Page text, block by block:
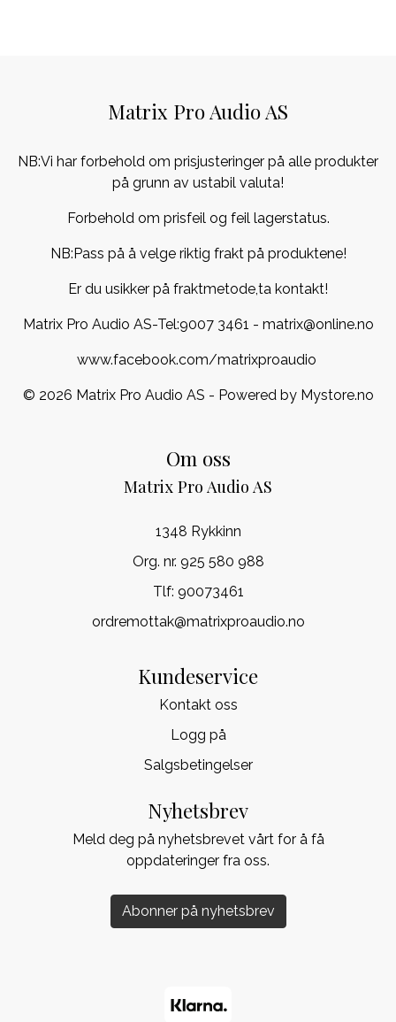
Matrix Pro Audio AS
NB:Vi har forbehold om prisjusteringer på alle produkter
på grunn av ustabil valuta!
Forbehold om prisfeil og feil lagerstatus.
NB:Pass på å velge riktig frakt på produktene!
Er du usikker på fraktmetode,ta kontakt!
Matrix Pro Audio AS-Tel:9007 3461 - matrix@online.no
www.facebook.com/matrixproaudio
© 2026 Matrix Pro Audio AS - Powered by Mystore.no
Om oss
Matrix Pro Audio AS
1348 Rykkinn
Org. nr. 925 580 988
Tlf: 90073461
ordremottak@matrixproaudio.no
Kundeservice
Kontakt oss
Logg på
Salgsbetingelser
Nyhetsbrev
Meld deg på nyhetsbrevet vårt for å få
oppdateringer fra oss.
Abonner på nyhetsbrev